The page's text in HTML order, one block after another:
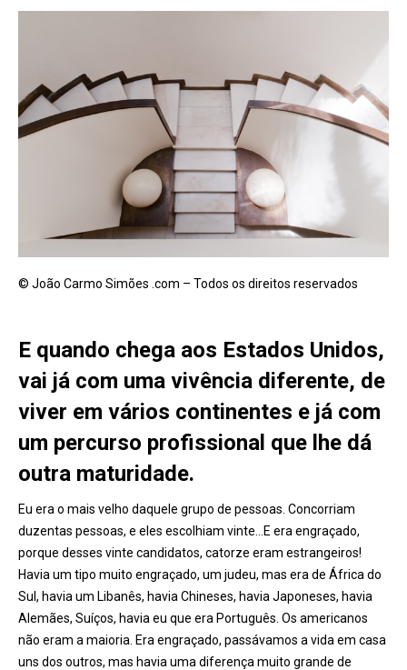
© João Carmo Simões .com – Todos os direitos reservados
E quando chega aos Estados Unidos,
vai já com uma vivência diferente, de
viver em vários continentes e já com
um percurso profissional que lhe dá
outra maturidade.
Eu era o mais velho daquele grupo de pessoas. Concorriam
duzentas pessoas, e eles escolhiam vinte…E era engraçado,
porque desses vinte candidatos, catorze eram estrangeiros!
Havia um tipo muito engraçado, um judeu, mas era de África do
Sul, havia um Libanês, havia Chineses, havia Japoneses, havia
Alemães, Suíços, havia eu que era Português. Os americanos
não eram a maioria. Era engraçado, passávamos a vida em casa
uns dos outros, mas havia uma diferença muito grande de